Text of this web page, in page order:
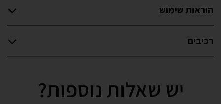
הוראות שימוש
רכיבים
יש שאלות נוספות?